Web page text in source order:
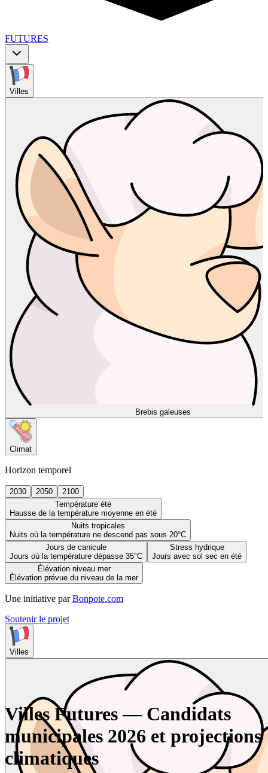
FUTURES
Villes
Brebis galeuses
Climat
Horizon temporel
2030 2050
2100
Température été
Hausse de la température moyenne en été
Nuits tropicales
Nuits où la température ne descend pas sous 20°C
Jours de canicule
Jours où la température dépasse 35°C
Stress hydrique
Jours avec sol sec en été
Élévation niveau mer
Élévation prévue du niveau de la mer
Une initiative par Bonpote.com
Soutenir le projet
Villes
Villes Futures — Candidats
municipales 2026 et projections
climatiques